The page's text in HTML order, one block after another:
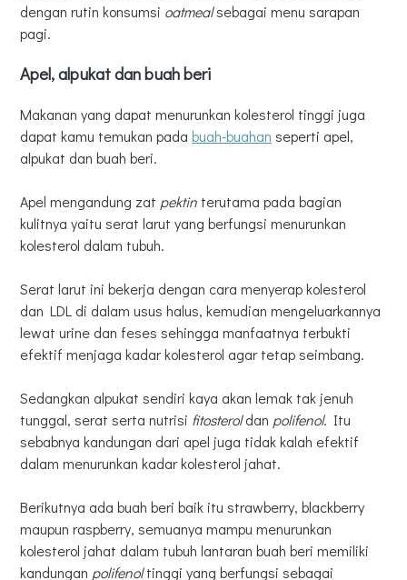
dengan rutin konsumsi oatmealsebagai menu sarapan
pagi.
Apel, alpukat dan buah beri
Makanan yang dapat menurunkan kolesterol tinggi juga
dapat kamu temukan pada buah-buahan seperti apel,
alpukat dan buah beri.
Apel mengandung zat pektin terutama pada bagian
kulitnya yaitu serat larut yang berfungsi menurunkan
kolesterol dalam tubuh.
Serat larut ini bekerja dengan cara menyerap kolesterol
dan LDL di dalam usus halus, kemudian mengeluarkannya
lewat urine dan feses sehingga manfaatnya terbukti
efektif menjaga kadar kolesterol agar tetap seimbang.
Sedangkan alpukat sendiri kaya akan lemak tak jenuh
tunggal, serat serta nutrisi fitosteroldan polifenol. Itu
sebabnya kandungan dari apel juga tidak kalah efektif
dalam menurunkan kadar kolesterol jahat.
Berikutnya ada buah beri baik itu strawberry, blackberry
maupun raspberry, semuanya mampu menurunkan
kolesterol jahat dalam tubuh lantaran buah beri memiliki
kandungan polifenoltinggi yang berfungsi sebagai